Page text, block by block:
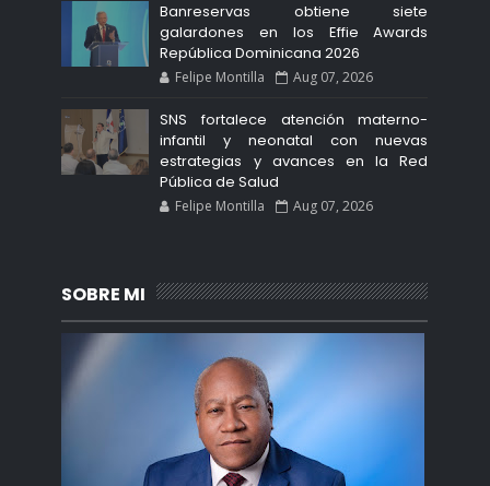
Banreservas obtiene siete
galardones en los Effie Awards
República Dominicana 2026
Felipe Montilla Aug 07, 2026
SNS fortalece atención materno-
infantil y neonatal con nuevas
estrategias y avances en la Red
Pública de Salud
Felipe Montilla Aug 07, 2026
SOBRE MI